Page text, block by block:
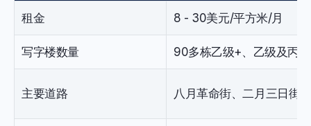
租金 8 - 30美元/平方米/月
写字楼数量 90多栋乙级+、乙级及丙
主要道路 八月革命街、二月三日街